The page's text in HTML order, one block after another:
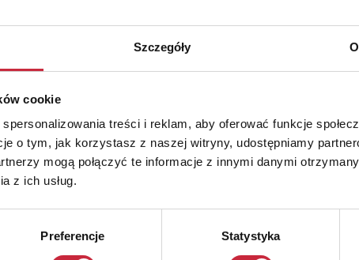
Szczegóły
cookie
treści i reklam, aby oferować funkcje
o tym, jak korzystasz z naszej witryny, udostępniamy
mogą połączyć te informacje z innymi danymi
z ich usług.
Preferencje Statystyka